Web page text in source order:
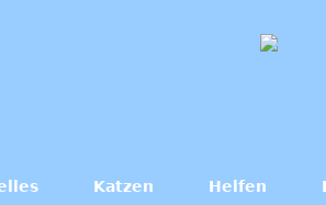
Katzen Helfen